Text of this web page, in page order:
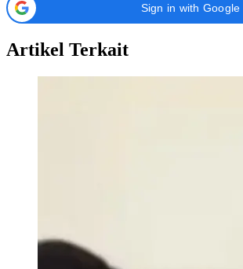
Sign in with Google
Artikel Terkait